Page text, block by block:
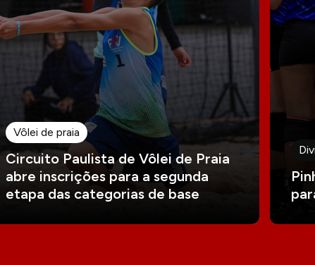
Vôlei de praia
Circuito Paulista de Vôlei de Praia
abre inscrições para a segunda
etapa das categorias de base